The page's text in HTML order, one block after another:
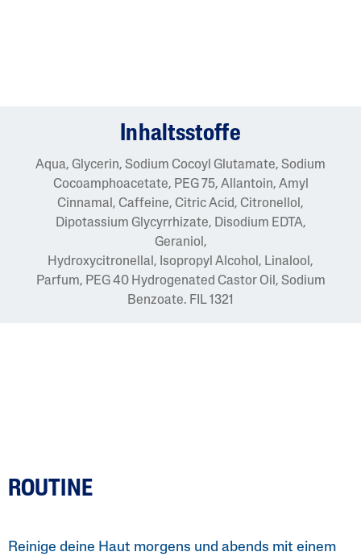
Inhaltsstoffe
Aqua, Glycerin, Sodium Cocoyl Glutamate, Sodium
Cocoamphoacetate, PEG 75, Allantoin, Amyl
Cinnamal, Caffeine, Citric Acid, Citronellol,
Dipotassium Glycyrrhizate, Disodium EDTA,
Geraniol,
Hydroxycitronellal, Isopropyl Alcohol, Linalool,
Parfum, PEG 40 Hydrogenated Castor Oil, Sodium
Benzoate. FIL 1321
ROUTINE
Reinige deine Haut morgens und abends mit einem